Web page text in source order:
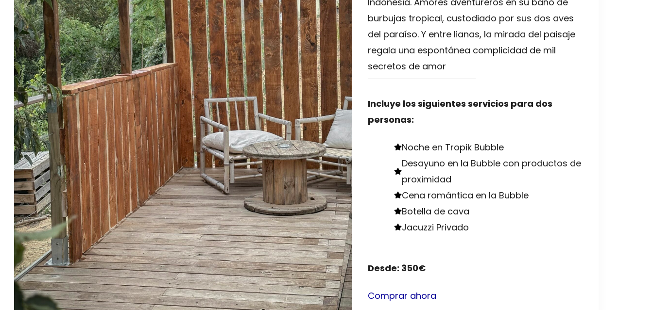
burbujas tropical, custodiado por sus dos aves
del paraíso. Y entre lianas, la mirada del paisaje
regala una espontánea complicidad de mil
secretos de amor
Incluye los siguientes servicios para dos
personas:
Noche en Tropik Bubble
Desayuno en la Bubble con productos de
proximidad
Cena romántica en la Bubble
Botella de cava
Jacuzzi Privado
Desde: 350€
Comprar ahora